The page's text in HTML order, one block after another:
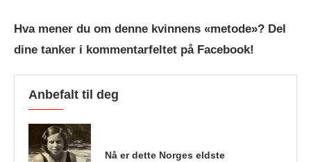
Hva mener du om denne kvinnens «metode»? Del
dine tanker i kommentarfeltet på Facebook!
Anbefalt til deg
Nå er dette Norges eldste